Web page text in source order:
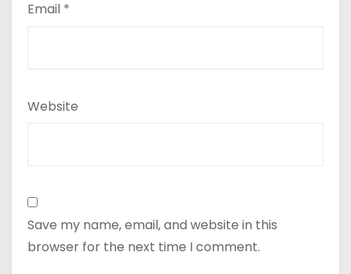
Email *
Website
Save my name, email, and website in this
browser for the next time I comment.